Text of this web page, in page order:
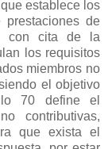
establece los
de
con cita de la
los requisitos
miembros no
el objetivo
70 define el
contributivas,
que exista el